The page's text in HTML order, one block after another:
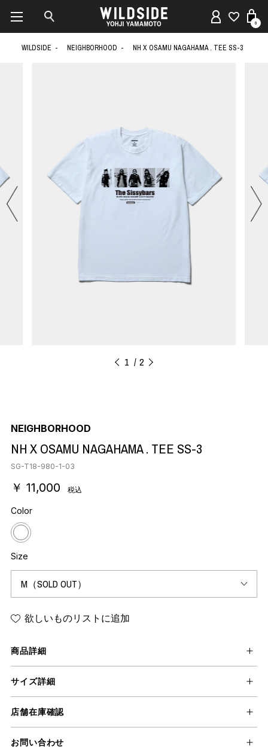
0
WILDSIDE NEIGHBORHOOD NH X OSAMU NAGAHAMA . TEE SS-3
1 2
NEIGHBORHOOD
NH X OSAMU NAGAHAMA . TEE SS-3
SG-T18-980-1-03
￥ 11,000 税込
Color
Size
欲しいものリストに追加
商品詳細
サイズ詳細
店舗在庫確認
お問い合わせ